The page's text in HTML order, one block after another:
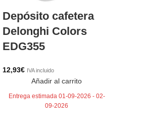
Depósito cafetera
Delonghi Colors
EDG355
12,93€ IVA incluido
Añadir al carrito
Entrega estimada 01-09-2026 - 02-
09-2026